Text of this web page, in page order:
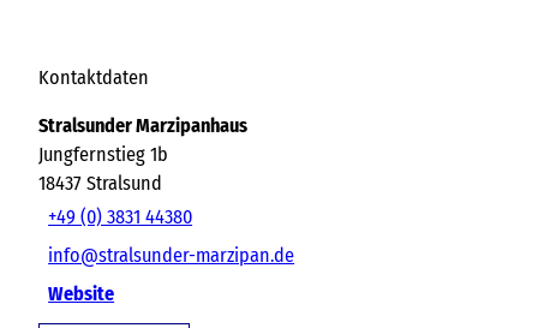
Kontaktdaten
Stralsunder Marzipanhaus
Jungfernstieg 1b
18437 Stralsund
+49 (0) 3831 44380
info@stralsunder-marzipan.de
Website